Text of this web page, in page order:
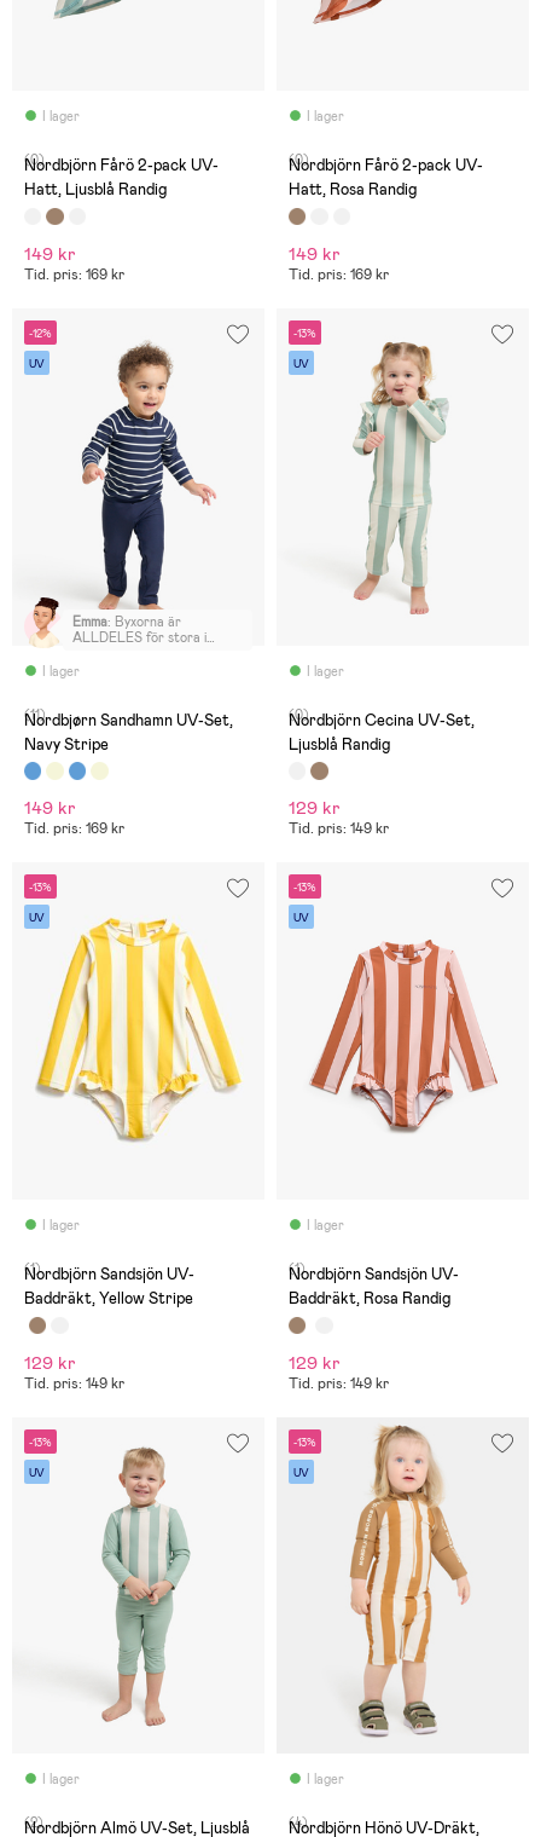
I lager
(0)
Nordbjörn Fårö 2-pack UV-
Hatt, Ljusblå Randig
149 kr
Tid. pris: 169 kr
I lager
(0)
Nordbjörn Fårö 2-pack UV-
Hatt, Rosa Randig
149 kr
Tid. pris: 169 kr
-12%
UV
I lager
Emma: Byxorna är
ALLDELES för stora i
tröjan sitter bra. Min dotter
blir att beställa annat märke
tyvärr. Orimligt stora i
midjan.
(11)
Nordbjørn Sandhamn UV-Set,
Navy Stripe
149 kr
Tid. pris: 169 kr
-13%
UV
I lager
(0)
Nordbjörn Cecina UV-Set,
Ljusblå Randig
129 kr
Tid. pris: 149 kr
-13%
UV
I lager
(1)
Nordbjörn Sandsjön UV-
Baddräkt, Yellow Stripe
129 kr
Tid. pris: 149 kr
-13%
UV
I lager
(1)
Nordbjörn Sandsjön UV-
Baddräkt, Rosa Randig
129 kr
Tid. pris: 149 kr
-13%
UV
I lager
(2)
Nordbjörn Almö UV-Set, Ljusblå
-13%
UV
I lager
(4)
Nordbjörn Hönö UV-Dräkt,